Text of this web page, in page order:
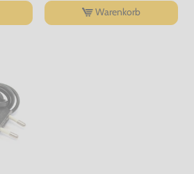
Warenkorb